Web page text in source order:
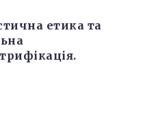
етика та